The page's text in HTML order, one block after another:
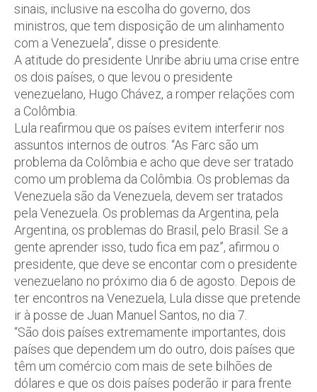
sinais, inclusive na escolha do governo, dos
ministros, que tem disposição de um alinhamento
com a Venezuela”, disse o presidente.
A atitude do presidente Unribe abriu uma crise entre
os dois países, o que levou o presidente
venezuelano, Hugo Chávez, a romper relações com
a Colômbia.
Lula reafirmou que os países evitem interferir nos
assuntos internos de outros. “As Farc são um
problema da Colômbia e acho que deve ser tratado
como um problema da Colômbia. Os problemas da
Venezuela são da Venezuela, devem ser tratados
pela Venezuela. Os problemas da Argentina, pela
Argentina, os problemas do Brasil, pelo Brasil. Se a
gente aprender isso, tudo fica em paz”, afirmou o
presidente, que deve se encontar com o presidente
venezuelano no próximo dia 6 de agosto. Depois de
ter encontros na Venezuela, Lula disse que pretende
ir à posse de Juan Manuel Santos, no dia 7.
“São dois países extremamente importantes, dois
países que dependem um do outro, dois países que
têm um comércio com mais de sete bilhões de
dólares e que os dois países poderão ir para frente